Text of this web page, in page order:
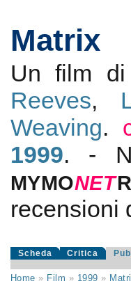
Matrix
Un film di
Reeves,
Weaving.
1999. -
MYMONET
recensioni
Scheda Critica
Home » Film » 1999 »